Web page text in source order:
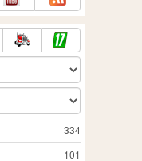
334
101